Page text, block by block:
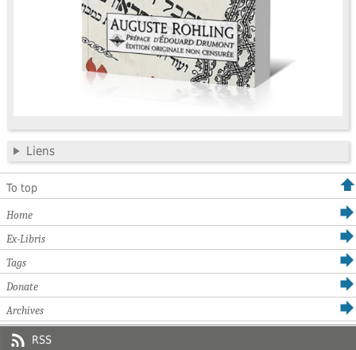
Liens
To top
Home
Ex-Libris
Tags
Donate
Archives
RSS